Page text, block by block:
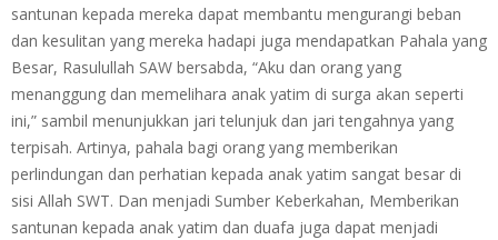
santunan kepada mereka dapat membantu mengurangi beban
dan kesulitan yang mereka hadapi juga mendapatkan Pahala yang
Besar, Rasulullah SAW bersabda, “Aku dan orang yang
menanggung dan memelihara anak yatim di surga akan seperti
ini,” sambil menunjukkan jari telunjuk dan jari tengahnya yang
terpisah. Artinya, pahala bagi orang yang memberikan
perlindungan dan perhatian kepada anak yatim sangat besar di
sisi Allah SWT. Dan menjadi Sumber Keberkahan, Memberikan
santunan kepada anak yatim dan duafa juga dapat menjadi